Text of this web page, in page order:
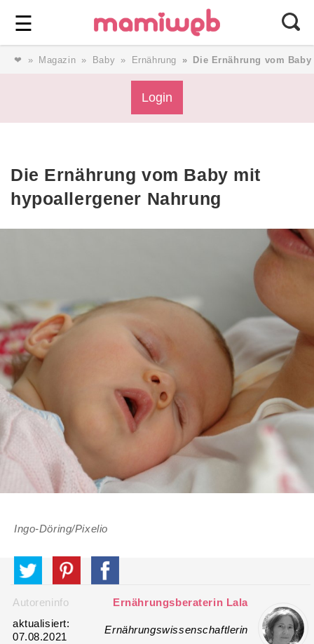
☰ ⎯ Wir lieben Familie ⎯
❤ Magazin Baby Ernährung Die Ernährung vom
Login
Die Ernährung vom Baby mit
hypoallergener Nahrung
Ingo-Döring/Pixelio
Autoreninfo
Ernährungsberaterin Lala
aktualisiert:
07.08.2021
Ernährungswissenschaftlerin
Forum